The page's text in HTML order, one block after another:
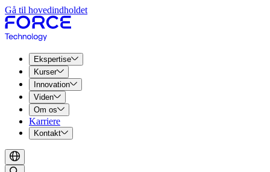
Gå til hovedindholdet
Ekspertise
Kurser
Innovation
Viden
Om os
Karriere
Kontakt